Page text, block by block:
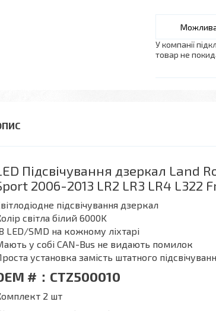
У компанії
товар не
Підсвічування дзеркал Land
2006-2013 LR2 LR3 LR4 L322
підсвічування дзеркал
світла білий 6000K
LED/SMD на кожному ліхтарі
у собі CAN-Bus не видають помилок
установка замість штатного
#：CTZ500010
2 шт